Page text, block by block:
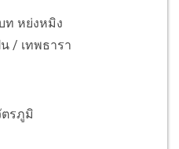
ท หย่งหมิง
/ เทพธารา
ตรภูมิ